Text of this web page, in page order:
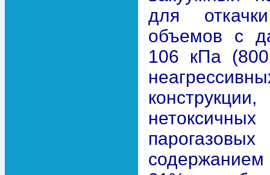
для
объемов с
106 кПа
содержанием